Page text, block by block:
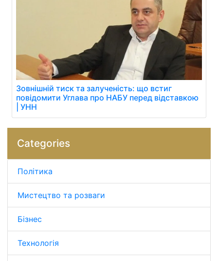
Зовнішній тиск та залученість: що встиг
повідомити Углава про НАБУ перед відставкою
| УНН
Categories
Політика
Мистецтво та розваги
Бізнес
Технологія